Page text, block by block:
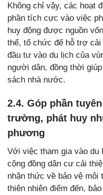
Không chỉ vậy, các hoạt
phần tích cực vào việc
huy động được nguồn
thể, tổ chức để hỗ trợ
đầu tư vào du lịch của
người dân, đồng thời
sách nhà nước.
2.4. Góp phần
trường, phát huy
phương
Với việc tham gia vào du
cộng đồng dân cư cải
nhận thức về bảo vệ
thiên nhiên điểm đến,